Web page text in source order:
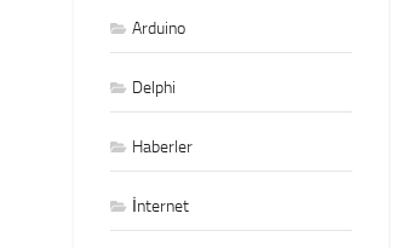
Arduino
Delphi
Haberler
İnternet